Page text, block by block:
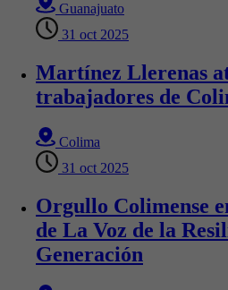
Guanajuato
31 oct 2025
Martínez Llerenas
trabajadores de
Colima
31 oct 2025
Orgullo Colimense
de La Voz de la
Generación